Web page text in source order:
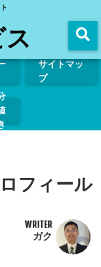
サイトマッ
プ
フィール
WRITER
ガク